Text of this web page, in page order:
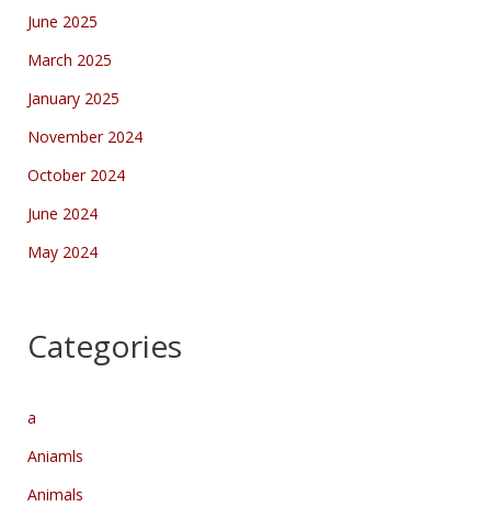
June 2025
March 2025
January 2025
November 2024
October 2024
June 2024
May 2024
Categories
a
Aniamls
Animals